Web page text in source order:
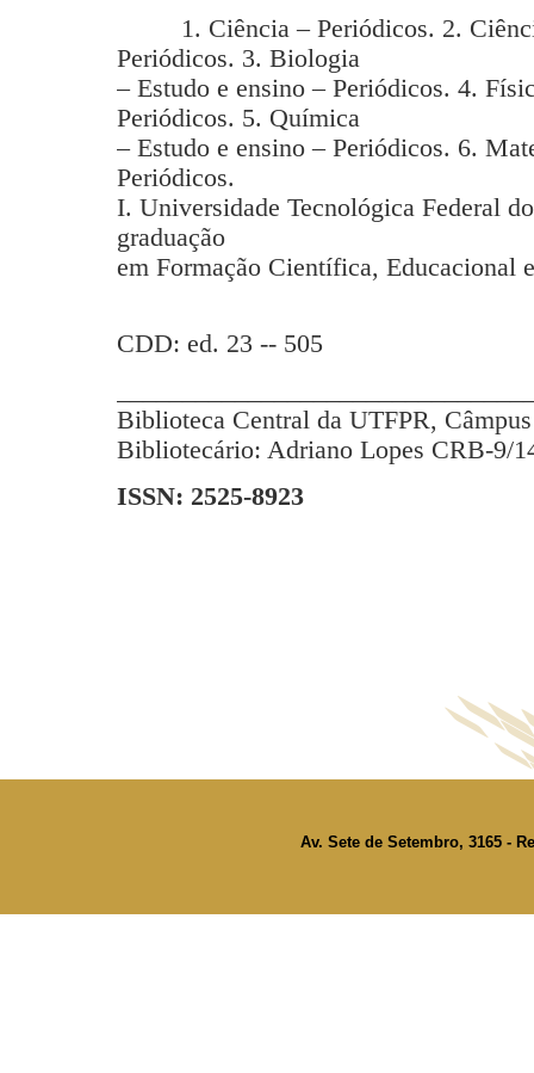
1. Ciência – Periódicos. 2.
Periódicos. 3. Biologia
– Estudo e ensino – Periódicos. 4.
Periódicos. 5. Química
– Estudo e ensino – Periódicos. 6.
Periódicos.
I. Universidade Tecnológica Federal
graduação
em Formação Científica, Educacional
CDD: ed. 23 -- 505
Biblioteca Central da UTFPR,
Bibliotecário: Adriano Lopes CRB-9/
ISSN: 2525-8923
Av. Sete de Setembro, 3165 -